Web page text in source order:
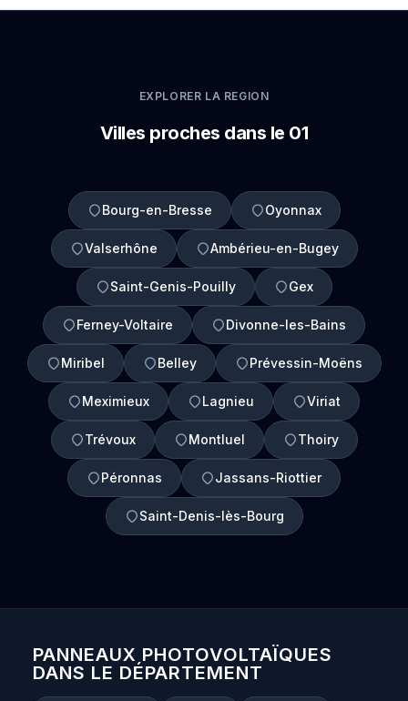
EXPLORER LA REGION
Villes proches dans le 01
Bourg-en-Bresse Oyonnax
Valserhône Ambérieu-en-Bugey
Saint-Genis-Pouilly Gex
Ferney-Voltaire Divonne-les-Bains
Miribel Belley Prévessin-Moëns
Meximieux Lagnieu Viriat
Trévoux Montluel Thoiry
Péronnas Jassans-Riottier
Saint-Denis-lès-Bourg
PANNEAUX PHOTOVOLTAÏQUES
DANS LE DÉPARTEMENT